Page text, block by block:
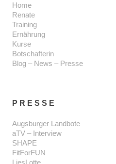
Home
Renate
Training
Ernährung
Kurse
Botschafterin
Blog – News – Presse
PRESSE
Augsburger Landbote
aTV – Interview
SHAPE
FitForFUN